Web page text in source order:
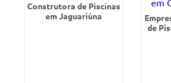
Construtora de Piscinas
em Jaguariúna
de